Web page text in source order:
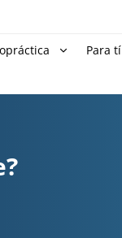
Para tí